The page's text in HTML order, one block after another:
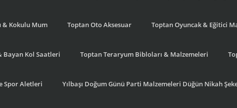
& Kokulu Mum Toptan Oto Aksesuar Toptan Oyuncak & Eğitici
Bayan Kol Saatleri Toptan Teraryum Bibloları & Malzemeleri
Spor Aletleri Yılbaşı Doğum Günü Parti Malzemeleri Düğün Nikah